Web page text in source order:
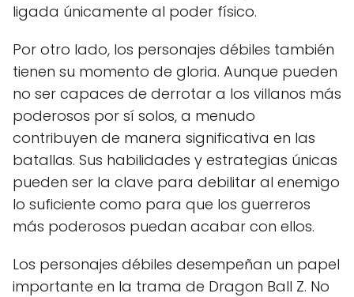
ligada únicamente al poder físico.
Por otro lado, los personajes débiles también
tienen su momento de gloria. Aunque pueden
no ser capaces de derrotar a los villanos más
poderosos por sí solos, a menudo
contribuyen de manera significativa en las
batallas. Sus habilidades y estrategias únicas
pueden ser la clave para debilitar al enemigo
lo suficiente como para que los guerreros
más poderosos puedan acabar con ellos.
Los personajes débiles desempeñan un papel
importante en la trama de Dragon Ball Z. No